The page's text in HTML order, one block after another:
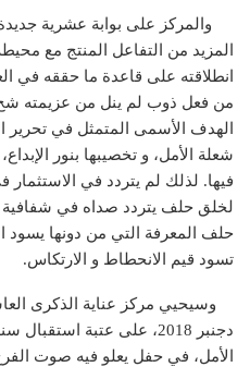
والمركز على بوابة عشرية
المزيد من التفاعل المنتج مع
انطلاقته على قاعدة ما حققه في
من فعل ذوب لم ينل من عزيمته شح
الهدف الأسمى المتمثل في تحرير
شعلة الأمل، و تخصيبها بنور
فيها. لذلك لم يتردد في الاستثمار
لخلق حلف يتردد صداه في شفافية
حلف المعرفة التي من دونها يسود
تسود قيم الانحطاط و الارتكاس.
وسيحيي مركز عناية الذكرى
دجنبر 2018، على عتبة
الأمل، في حفل يعلو فيه صوت